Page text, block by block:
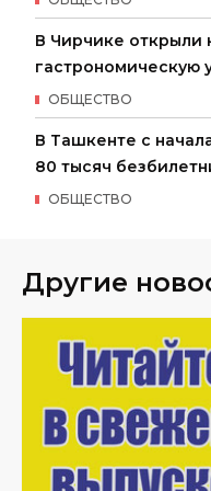
В Чирчике открыли
гастрономическую
ОБЩЕСТВО
В Ташкенте с
80 тысяч
ОБЩЕСТВО
Другие